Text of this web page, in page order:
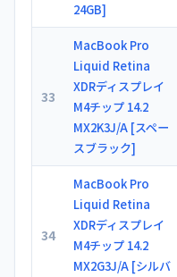
24GB]
33
MacBook Pro
Liquid Retina
XDRディスプレイ
M4チップ 14.2
MX2K3J/A [スペー
スブラック]
34
MacBook Pro
Liquid Retina
XDRディスプレイ
M4チップ 14.2
MX2G3J/A [シルバ